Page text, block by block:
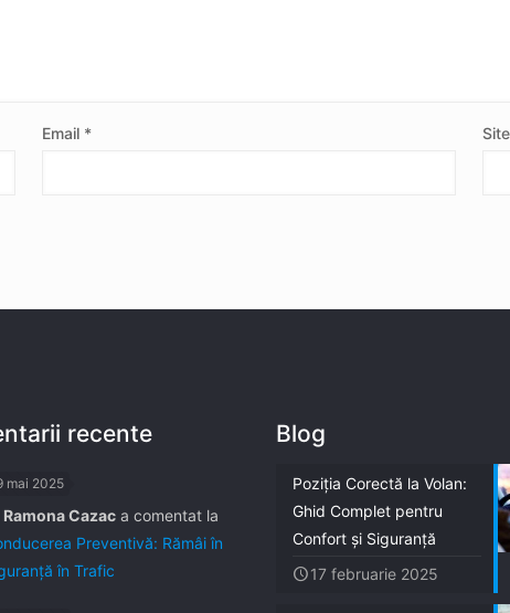
Email *
recente
mai 2025
Ramona Cazac a comentat la
Preventivă: Rămâi în
în Trafic
Blog
Poziția Corectă la Volan:
Ghid Complet pentru
Confort și Siguranță
17 februarie 2025